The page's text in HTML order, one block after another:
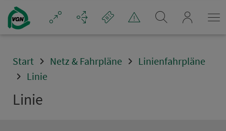
Navigation überspringen
Start Netz & Fahrpläne
Linienfahrpläne
Linie
Linie